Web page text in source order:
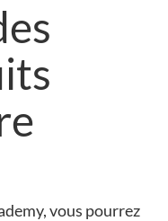
vous pourrez